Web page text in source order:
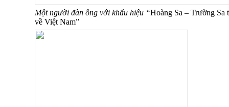
Một người đàn ông với khẩu hiệu “Hoàng Sa – Trường Sa
về Việt Nam”